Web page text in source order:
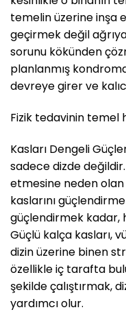
temelin üzerine inşa
geçirmek değil
sorunu kökünden
planlanmış
devreye girer ve
Fizik tedavinin temel
Kasları Dengeli
sadece dizde
etmesine neden
kaslarını
güçlendirmek kadar,
Güçlü kalça kasları,
dizin üzerine binen
özellikle iç tarafta
şekilde çalıştırmak,
yardımcı olur.